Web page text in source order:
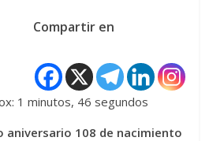
Compartir en
1 minutos, 46 segundos
aniversario 108 de nacimiento